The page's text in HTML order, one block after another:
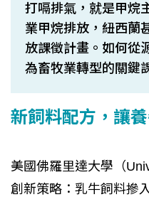
打嗝排氣，就是甲烷
業甲烷排放，紐西蘭
放課徵計畫。如何從
為畜牧業轉型的關鍵
新飼料配方，讓
美國佛羅里達大學（
創新策略：乳牛飼料摻